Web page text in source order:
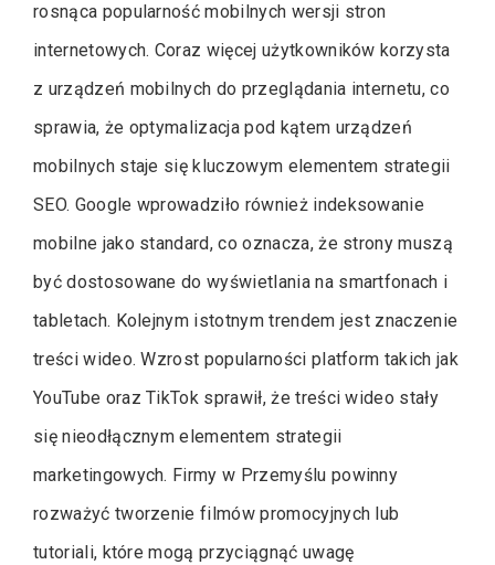
rosnąca popularność mobilnych wersji stron
internetowych. Coraz więcej użytkowników korzysta
z urządzeń mobilnych do przeglądania internetu, co
sprawia, że optymalizacja pod kątem urządzeń
mobilnych staje się kluczowym elementem strategii
SEO. Google wprowadziło również indeksowanie
mobilne jako standard, co oznacza, że strony muszą
być dostosowane do wyświetlania na smartfonach i
tabletach. Kolejnym istotnym trendem jest znaczenie
treści wideo. Wzrost popularności platform takich jak
YouTube oraz TikTok sprawił, że treści wideo stały
się nieodłącznym elementem strategii
marketingowych. Firmy w Przemyślu powinny
rozważyć tworzenie filmów promocyjnych lub
tutoriali, które mogą przyciągnąć uwagę